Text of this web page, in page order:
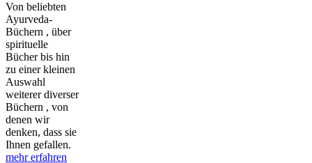
Von beliebten
Ayurveda-
Büchern , über
spirituelle
Bücher bis hin
zu einer kleinen
Auswahl
weiterer diverser
Büchern , von
denen wir
denken, dass sie
Ihnen gefallen.
mehr erfahren